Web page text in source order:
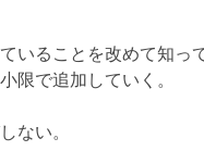
いることを改めて知っ
限で追加していく。
ない。